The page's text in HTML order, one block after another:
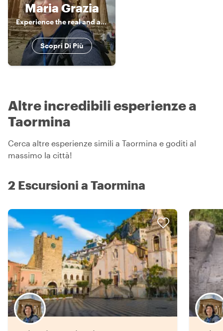
Maria Grazia
Experience the real and authentic Sicily
Scopri Di Più
Altre incredibili esperienze a
Taormina
Cerca altre esperienze simili a Taormina e goditi al
massimo la città!
2 Escursioni a Taormina